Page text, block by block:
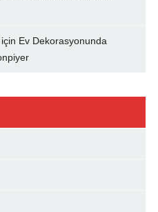
Ev Dekorasyonunda